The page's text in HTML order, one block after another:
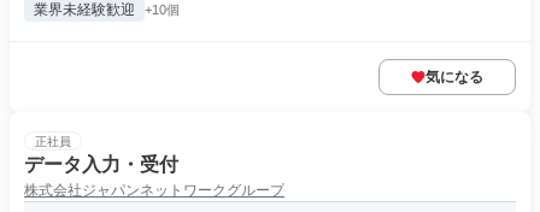
業界未経験歓迎 +10個
気になる
正社員
データ入力・受付
株式会社ジャパンネットワークグループ